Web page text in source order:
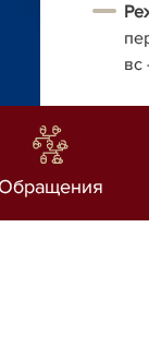
вс
Обращения